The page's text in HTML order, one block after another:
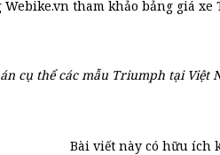
tham khảo bảng giá
cụ thể các mẫu Triumph tại Việt
Bài viết này có hữu ích